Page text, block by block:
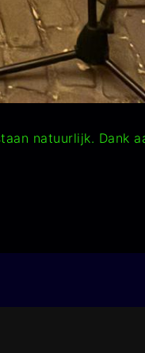
natuurlijk. Dank